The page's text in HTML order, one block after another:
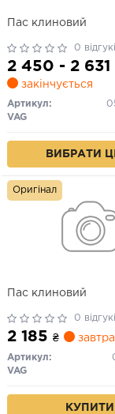
Пас клиновий
0
2 450 - 2 631
закінчується
Артикул:
VAG
ВИБРАТИ
Пас клиновий
0
2 185 ₴ завтра
Артикул:
VAG
КУПИТИ
Оригінал